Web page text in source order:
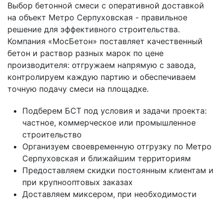
Выбор бетонной смеси с оперативной доставкой
на объект Метро Серпуховская - правильное
решение для эффективного строительства.
Компания «МосБетон» поставляет качественный
бетон и раствор разных марок по цене
производителя: отгружаем напрямую с завода,
контролируем каждую партию и обеспечиваем
точную подачу смеси на площадке.
Подберем БСТ под условия и задачи проекта:
частное, коммерческое или промышленное
строительство
Организуем своевременную отгрузку по Метро
Серпуховская и ближайшим территориям
Предоставляем скидки постоянным клиентам и
при крупнооптовых заказах
Доставляем миксером, при необходимости